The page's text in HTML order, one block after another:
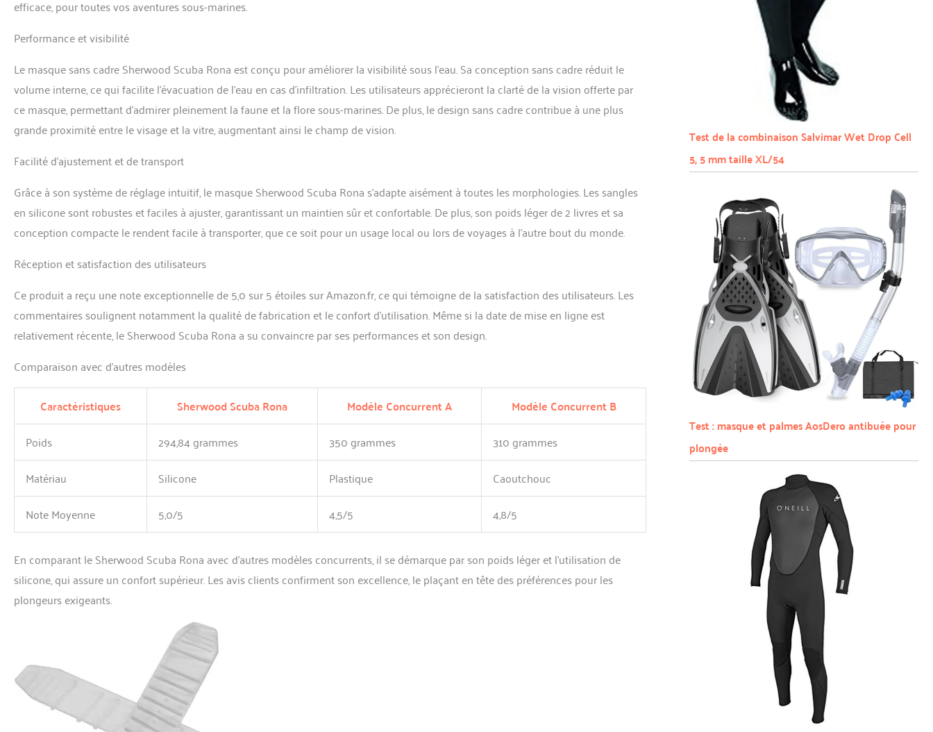
efficace, pour toutes vos aventures sous-marines.
Performance et visibilité
Le masque sans cadre Sherwood Scuba Rona est conçu pour améliorer la visibilité sous l’eau. Sa conception sans cadre réduit le
volume interne, ce qui facilite l’évacuation de l’eau en cas d’infiltration. Les utilisateurs apprécieront la clarté de la vision offerte par
ce masque, permettant d’admirer pleinement la faune et la flore sous-marines. De plus, le design sans cadre contribue à une plus
grande proximité entre le visage et la vitre, augmentant ainsi le champ de vision.
Facilité d’ajustement et de transport
Grâce à son système de réglage intuitif, le masque Sherwood Scuba Rona s’adapte aisément à toutes les morphologies. Les sangles
en silicone sont robustes et faciles à ajuster, garantissant un maintien sûr et confortable. De plus, son poids léger de 2 livres et sa
conception compacte le rendent facile à transporter, que ce soit pour un usage local ou lors de voyages à l’autre bout du monde.
Réception et satisfaction des utilisateurs
Ce produit a reçu une note exceptionnelle de 5,0 sur 5 étoiles sur Amazon.fr, ce qui témoigne de la satisfaction des utilisateurs. Les
commentaires soulignent notamment la qualité de fabrication et le confort d’utilisation. Même si la date de mise en ligne est
relativement récente, le Sherwood Scuba Rona a su convaincre par ses performances et son design.
Comparaison avec d’autres modèles
Caractéristiques Sherwood Scuba Rona Modèle Concurrent A Modèle Concurrent B
Poids 294,84 grammes 350 grammes
310 grammes
Matériau
Silicone Plastique
Caoutchouc
Note Moyenne
5,0/5 4,5/5 4,8/5
En comparant le Sherwood Scuba Rona avec d’autres modèles concurrents, il se démarque par son poids léger et l’utilisation de
silicone, qui assure un confort supérieur. Les avis clients confirment son excellence, le plaçant en tête des préférences pour les
plongeurs exigeants.
Test de la combinaison Salvimar Wet Drop Cell
5, 5 mm taille XL/54
Test : masque et palmes AosDero antibuée pour
plongée